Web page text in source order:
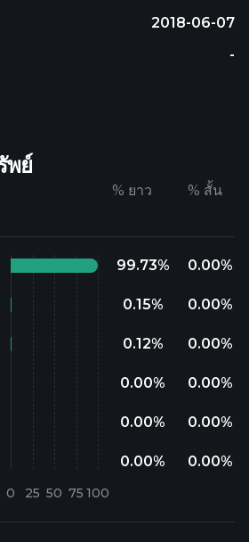
2018-06-07
-
พย์
% ยาว % สั้น
99.73% 0.00%
0.15% 0.00%
0.12% 0.00%
0.00% 0.00%
0.00% 0.00%
0.00% 0.00%